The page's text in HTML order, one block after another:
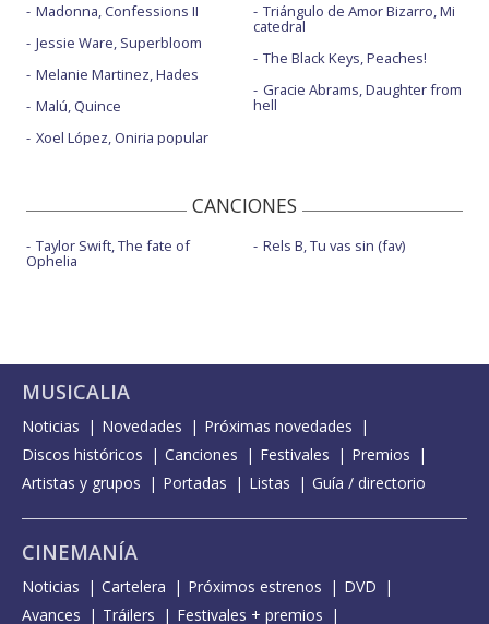
Madonna, Confessions II
Jessie Ware, Superbloom
Melanie Martinez, Hades
Malú, Quince
Xoel López, Oniria popular
Triángulo de Amor Bizarro, Mi
catedral
The Black Keys, Peaches!
Gracie Abrams, Daughter from
hell
CANCIONES
Taylor Swift, The fate of
Ophelia
Rels B, Tu vas sin (fav)
MUSICALIA
Noticias Novedades
Próximas novedades
Discos históricos
Canciones Festivales
Premios
Artistas y grupos
Portadas Listas Guía / directorio
CINEMANÍA
Noticias Cartelera Próximos estrenos
DVD
Avances
Tráilers Festivales + premios